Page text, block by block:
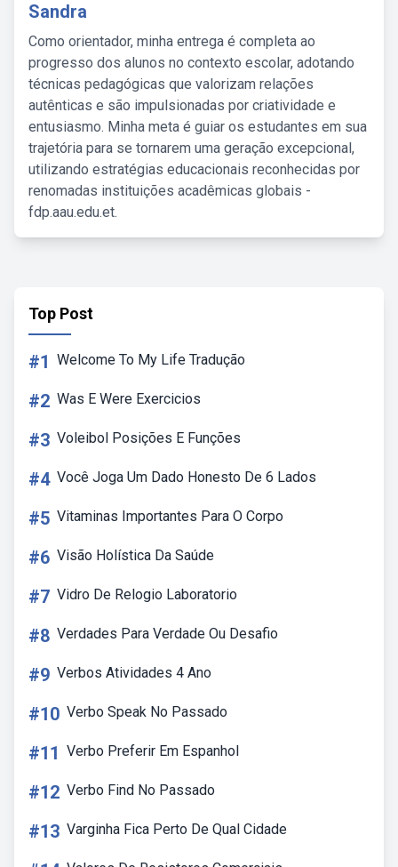
Sandra
Como orientador, minha entrega é completa ao
progresso dos alunos no contexto escolar, adotando
técnicas pedagógicas que valorizam relações
autênticas e são impulsionadas por criatividade e
entusiasmo. Minha meta é guiar os estudantes em sua
trajetória para se tornarem uma geração excepcional,
utilizando estratégias educacionais reconhecidas por
renomadas instituições acadêmicas globais -
fdp.aau.edu.et.
Top Post
#1 Welcome To My Life Tradução
#2 Was E Were Exercicios
#3 Voleibol Posições E Funções
#4 Você Joga Um Dado Honesto De 6 Lados
#5 Vitaminas Importantes Para O Corpo
#6 Visão Holística Da Saúde
#7 Vidro De Relogio Laboratorio
#8 Verdades Para Verdade Ou Desafio
#9 Verbos Atividades 4 Ano
#10 Verbo Speak No Passado
#11 Verbo Preferir Em Espanhol
#12 Verbo Find No Passado
#13 Varginha Fica Perto De Qual Cidade